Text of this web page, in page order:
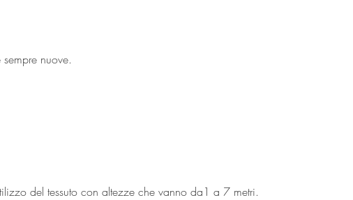
nuove.
del tessuto con altezze che vanno da1 a 7 metri.